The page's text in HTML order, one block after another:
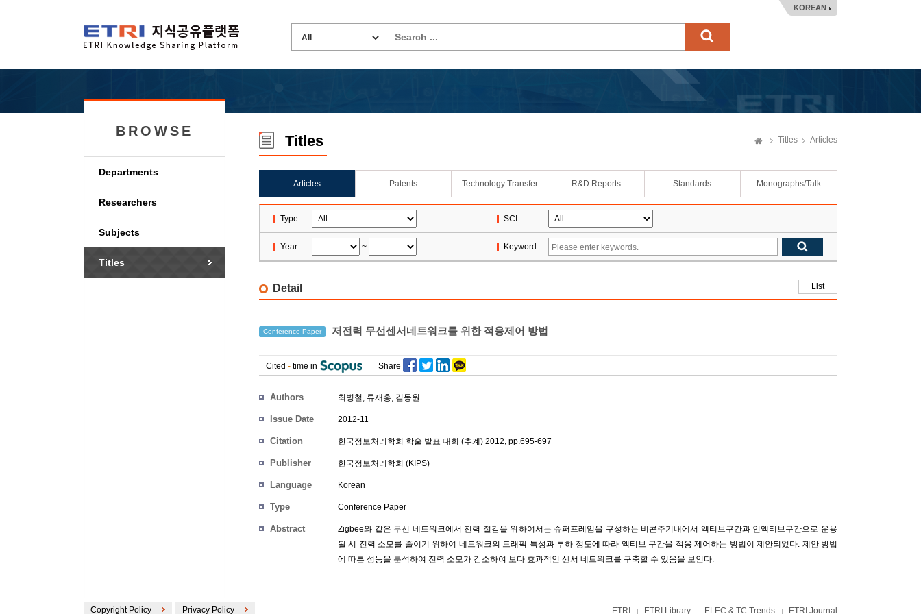
KOREAN
BROWSE
Departments
Researchers
Subjects
Titles
Titles Titles Articles
Articles Patents Technology Transfer R&D Reports Standards Monographs/Talk
Type SCI
Year ~ Keyword
Detail List
Conference Paper 저전력 무선센서네트워크를 위한 적응제어 방법
Cited - time in Share
Authors 최병철 , 류재홍, 김동원
Issue Date 2012-11
Citation 한국정보처리학회 학술 발표 대회 (추계) 2012, pp.695-697
Publisher 한국정보처리학회 (KIPS)
Language Korean
Type Conference Paper
Abstract
Zigbee와 같은 무선 네트워크에서 전력 절감을 위하여서는 슈퍼프레임을 구성하는 비콘주기내에서 액티브구간과 인액티브구간으로 운용
될 시 전력 소모를 줄이기 위하여 네트워크의 트래픽 특성과 부하 정도에 따라 액티브 구간을 적응 제어하는 방법이 제안되었다. 제안 방법
에 따른 성능을 분석하여 전력 소모가 감소하여 보다 효과적인 센서 네트워크를 구축할 수 있음을 보인다.
Copyright Policy Privacy Policy ETRI ETRI Library ELEC & TC Trends ETRI Journal